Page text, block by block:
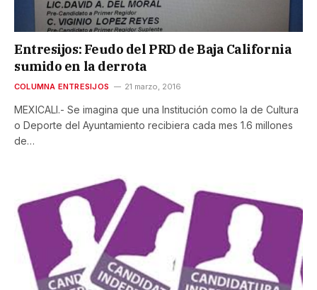
Entresijos: Feudo del PRD de Baja California
sumido en la derrota
COLUMNA ENTRESIJOS 21 marzo, 2016
MEXICALI.- Se imagina que una Institución como la de Cultura
o Deporte del Ayuntamiento recibiera cada mes 1.6 millones
de…